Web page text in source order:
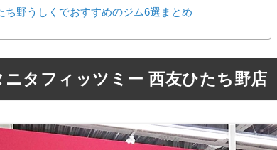
ち野うしくでおすすめのジム6選まとめ
ニタフィッツミー 西友ひたち野店